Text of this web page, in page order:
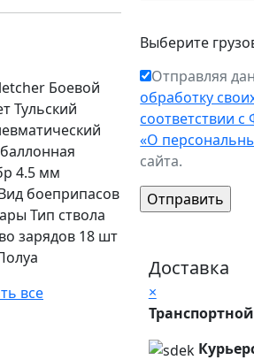
Боевой
Тульский
4.5 мм
боеприпасов
Тип ствола
зарядов 18 шт
все
Выберите
Отправляя
обработку
соответствии
«О
сайта.
Доставка
×